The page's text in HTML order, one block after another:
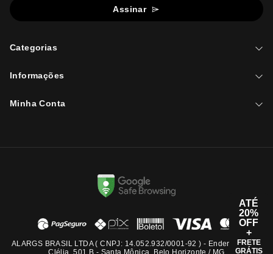
Assinar
Categorias
Informações
Minha Conta
ALARGS BRASIL LTDA ( CNPJ: 14.052.932/0001-92 ) - Endereço: Rua
Clélia, 501 B - Santa Mônica, Belo Horizonte / MG
ATÉ
20%
OFF
+
FRETE
GRÁTIS